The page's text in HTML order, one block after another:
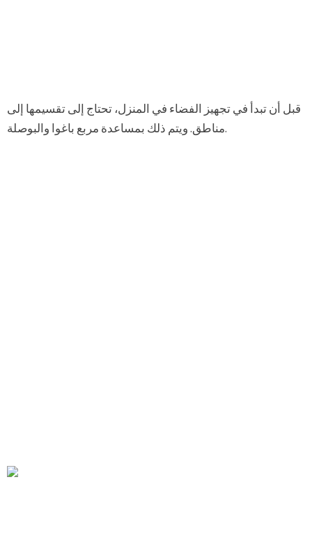
قبل أن تبدأ في تجهيز الفضاء في المنزل، تحتاج إلى تقسيمها إلى
مناطق. ويتم ذلك بمساعدة مربع باغوا والبوصلة.